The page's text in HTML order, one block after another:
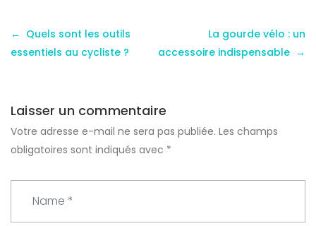
Quels sont les outils
essentiels au cycliste ?
La gourde vélo : un
accessoire indispensable
Laisser un commentaire
Votre adresse e-mail ne sera pas publiée. Les champs
obligatoires sont indiqués avec *